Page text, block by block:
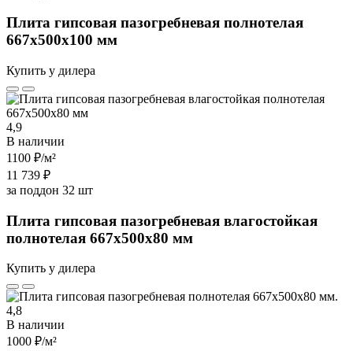
Плита гипсовая пазогребневая полнотелая
667х500х100 мм
Купить у дилера
4,9
В наличии
1100 ₽/м²
11 739 ₽
за поддон 32 шт
Плита гипсовая пазогребневая влагостойкая
полнотелая 667х500х80 мм
Купить у дилера
4,8
В наличии
1000 ₽/м²